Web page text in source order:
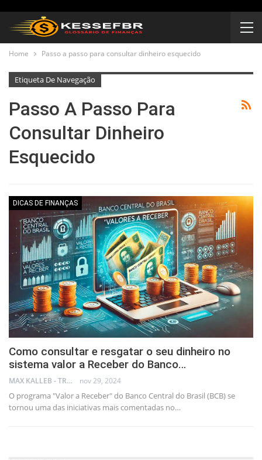
Home Passo a passo para consultar dinheiro esquecido
Etiqueta De Navegação
Passo A Passo Para
Consultar Dinheiro
Esquecido
DICAS DE FINANÇAS
Como consultar e resgatar o seu dinheiro no
sistema valor a Receber do Banco…
MAX KALLEB - TRADER nov 29, 2024
O programa "Valor a Receber" do Banco Central do Brasil (BCB) se
tornou uma das iniciativas mais comentadas no…